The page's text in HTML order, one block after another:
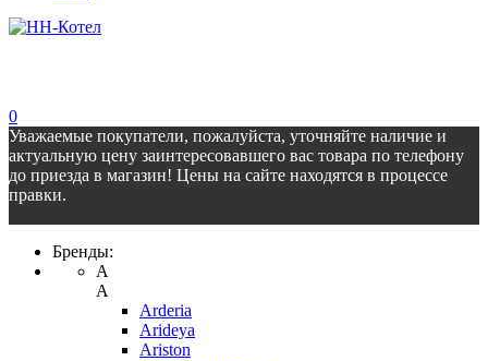
0
Уважаемые покупатели, пожалуйста, уточняйте наличие и
актуальную цену заинтересовавшего вас товара по телефону
до приезда в магазин! Цены на сайте находятся в процессе
правки.
Бренды:
A
A
Arderia
Arideya
Ariston